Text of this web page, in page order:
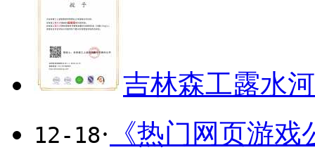
吉林森工露水
12-18· 《热门网页游